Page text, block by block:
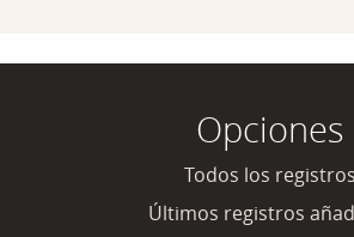
Opciones
Todos los registros
Últimos registros